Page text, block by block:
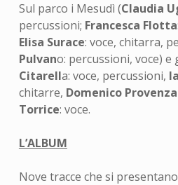
Sul parco i Mesudì (Claudia
percussioni; Francesca Flotta
Elisa Surace: voce, chitarra,
Pulvano: percussioni, voce) e
Citarella: voce, percussioni,
chitarre, Domenico
Torrice: voce.
L’ALBUM
Nove tracce che si